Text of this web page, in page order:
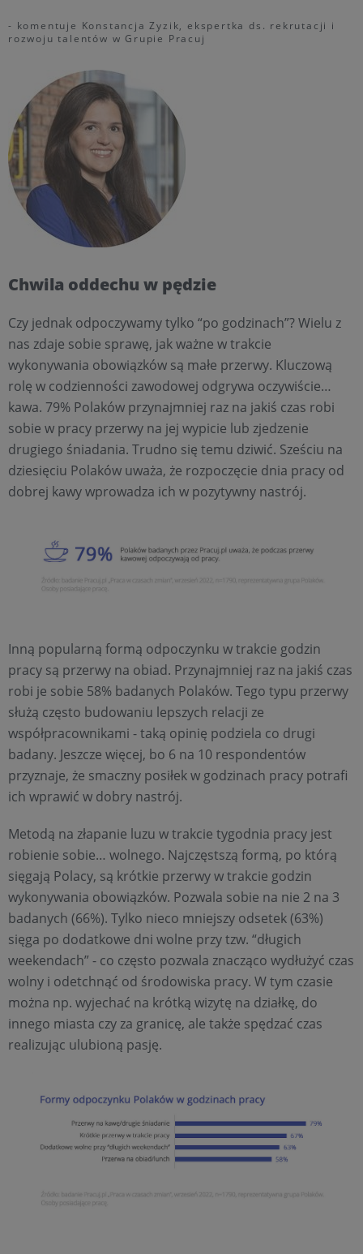
- komentuje Konstancja Zyzik, ekspertka ds. rekrutacji i
rozwoju talentów w Grupie Pracuj
Chwila oddechu w pędzie
Czy jednak odpoczywamy tylko “po godzinach”? Wielu z
nas zdaje sobie sprawę, jak ważne w trakcie
wykonywania obowiązków są małe przerwy. Kluczową
rolę w codzienności zawodowej odgrywa oczywiście…
kawa. 79% Polaków przynajmniej raz na jakiś czas robi
sobie w pracy przerwy na jej wypicie lub zjedzenie
drugiego śniadania. Trudno się temu dziwić. Sześciu na
dziesięciu Polaków uważa, że rozpoczęcie dnia pracy od
dobrej kawy wprowadza ich w pozytywny nastrój.
Inną popularną formą odpoczynku w trakcie godzin
pracy są przerwy na obiad. Przynajmniej raz na jakiś czas
robi je sobie 58% badanych Polaków. Tego typu przerwy
służą często budowaniu lepszych relacji ze
współpracownikami - taką opinię podziela co drugi
badany. Jeszcze więcej, bo 6 na 10 respondentów
przyznaje, że smaczny posiłek w godzinach pracy potrafi
ich wprawić w dobry nastrój.
Metodą na złapanie luzu w trakcie tygodnia pracy jest
robienie sobie… wolnego. Najczęstszą formą, po którą
sięgają Polacy, są krótkie przerwy w trakcie godzin
wykonywania obowiązków. Pozwala sobie na nie 2 na 3
badanych (66%). Tylko nieco mniejszy odsetek (63%)
sięga po dodatkowe dni wolne przy tzw. “długich
weekendach” - co często pozwala znacząco wydłużyć czas
wolny i odetchnąć od środowiska pracy. W tym czasie
można np. wyjechać na krótką wizytę na działkę, do
innego miasta czy za granicę, ale także spędzać czas
realizując ulubioną pasję.